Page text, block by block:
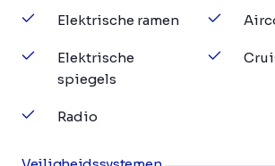
Elektrische ramen
Elektrische
spiegels
Radio